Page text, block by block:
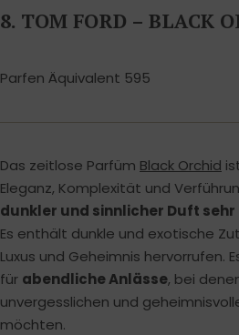
8. TOM FORD – BLACK
Parfen Äquivalent 595
Das zeitlose Parfüm Black Orchid
Eleganz, Komplexität und
dunkler und sinnlicher Duft
Es enthält dunkle und exotische
Luxus und Geheimnis hervorrufen.
für abendliche Anlässe, bei
unvergesslichen und
möchten.